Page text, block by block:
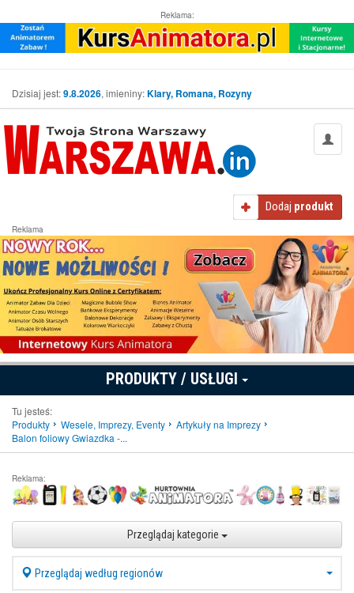
Reklama:
Dzisiaj jest:9.8.2026, imieniny:Klary, Romana, Rozyny
Dodaj produkt
Reklama
PRODUKTY / USŁUGI
Tu jesteś:
Produkty
Wesele, Imprezy, Eventy
Artykuły na Imprezy
Balon foliowy Gwiazdka -...
Reklama:
Przeglądaj kategorie
Przeglądaj według regionów